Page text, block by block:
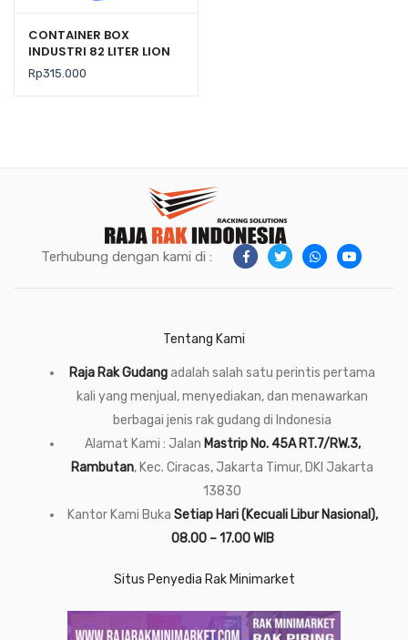
CONTAINER BOX
INDUSTRI 82 LITER LION
STAR IC-33 FORTE
CRATE 203 UKURAN 625 x
Rp315.000
Terhubung dengan kami di :
Tentang Kami
Raja Rak Gudangadalah salah satu perintis pertama
kali yang menjual, menyediakan, dan menawarkan
berbagai jenis rak gudang di Indonesia
Alamat Kami : Jalan Mastrip No. 45A RT.7/RW.3,
Rambutan, Kec. Ciracas, Jakarta Timur, DKI Jakarta
13830
Kantor Kami Buka Setiap Hari (Kecuali Libur Nasional),
08.00 – 17.00 WIB
Situs Penyedia Rak Minimarket